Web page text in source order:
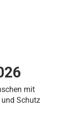
mit
und Schutz